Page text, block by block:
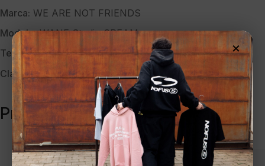
Marca: WE ARE NOT FRIENDS
Modelo:WANF Studio CREAM
Temporada:PV-26
Clave:40657
Productos relacionados
×